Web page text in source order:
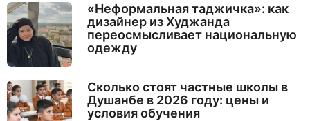
«Неформальная таджичка»: как
дизайнер из Худжанда
переосмысливает национальную
одежду
Сколько стоят частные школы в
Душанбе в 2026 году: цены и
условия обучения